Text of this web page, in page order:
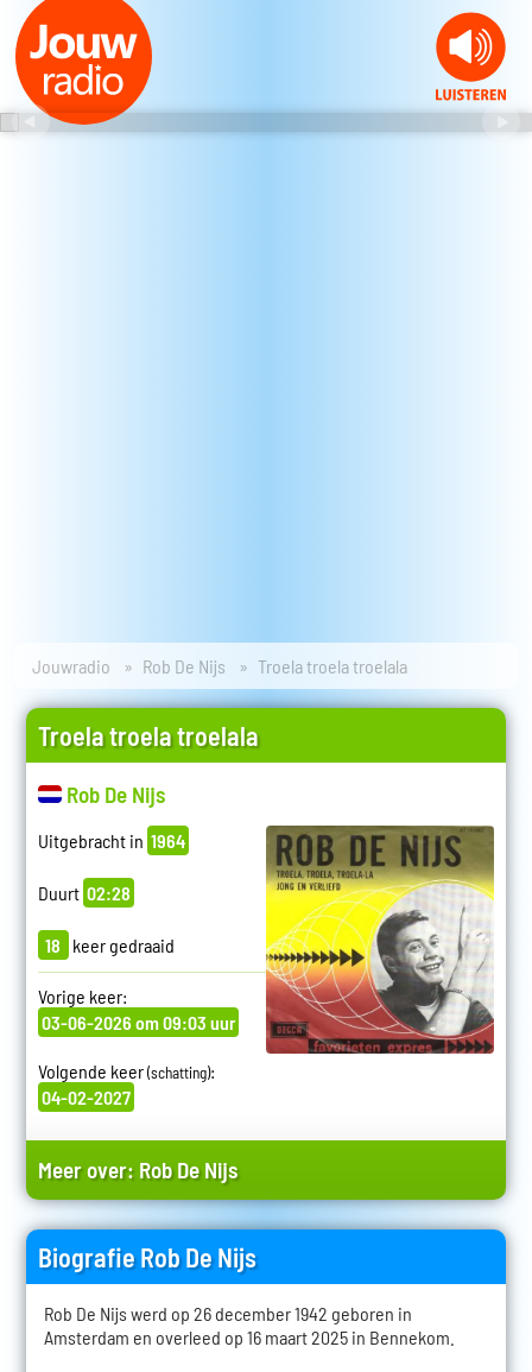
Jouwradio Rob De Nijs Troela troela troelala
Troela troela troelala
Rob De Nijs
Uitgebracht in 1964
Duurt 02:28
18 keer gedraaid
Vorige keer:
03-06-2026 om 09:03 uur
Volgende keer(schatting):
04-02-2027
Meer over: Rob De Nijs
Biografie Rob De Nijs
Rob De Nijs werd op 26 december 1942 geboren in
Amsterdam en overleed op 16 maart 2025 in Bennekom.